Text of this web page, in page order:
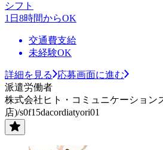
シフト
1日8時間からOK
交通費支給
未経験OK
詳細を見る
応募画面に進む
派遣労働者
株式会社ヒト・コミュニケーション
店)/s0f15dacordiatyori01